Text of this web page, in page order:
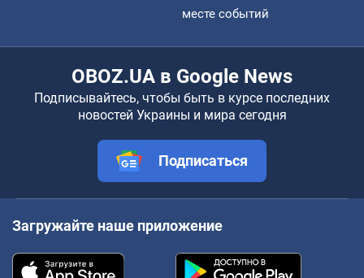
месте событий
OBOZ.UA в Google News
Подписывайтесь, чтобы быть в курсе последних
новостей Украины и мира сегодня
Подписаться
Загружайте наше приложение